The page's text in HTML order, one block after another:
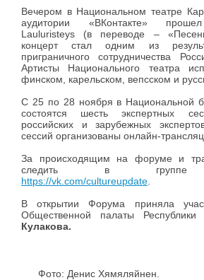
Вечером в Национальном театре
аудитории «ВКонтакте»
Lauluristeys (в переводе –
концерт стал одним из
приграничного сотрудничества
Артисты Национального театра
финском, карельском, вепсском и
С 25 по 28 ноября в Национальной
состоятся шесть экспертных
российских и зарубежных
сессий организованы онлайн-
За происходящим на форуме и
следить в группе
https://vk.com/cultureupdate
В открытии Форума приняла
Общественной палаты
Кулакова.
Фото: Денис